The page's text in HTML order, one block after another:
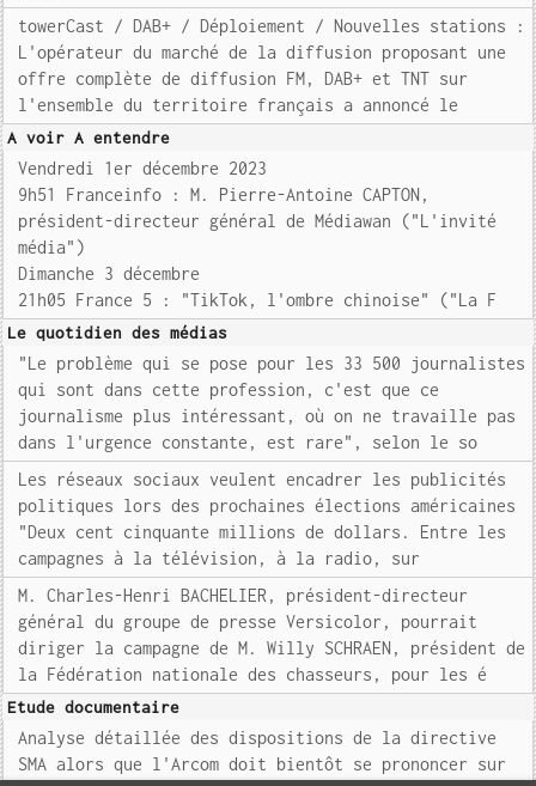
towerCast / DAB+ / Déploiement / Nouvelles stations :
L'opérateur du marché de la diffusion proposant une
offre complète de diffusion FM, DAB+ et TNT sur
l'ensemble du territoire français a annoncé le
A voir A entendre
Vendredi 1er décembre 2023
9h51 Franceinfo : M. Pierre-Antoine CAPTON,
président-directeur général de Médiawan ("L'invité
média")
Dimanche 3 décembre
21h05 France 5 : "TikTok, l'ombre chinoise" ("La F
Le quotidien des médias
"Le problème qui se pose pour les 33 500 journalistes
qui sont dans cette profession, c'est que ce
journalisme plus intéressant, où on ne travaille pas
dans l'urgence constante, est rare", selon le so
Les réseaux sociaux veulent encadrer les publicités
politiques lors des prochaines élections américaines
"Deux cent cinquante millions de dollars. Entre les
campagnes à la télévision, à la radio, sur
M. Charles-Henri BACHELIER, président-directeur
général du groupe de presse Versicolor, pourrait
diriger la campagne de M. Willy SCHRAEN, président de
la Fédération nationale des chasseurs, pour les é
Etude documentaire
Analyse détaillée des dispositions de la directive
SMA alors que l'Arcom doit bientôt se prononcer sur